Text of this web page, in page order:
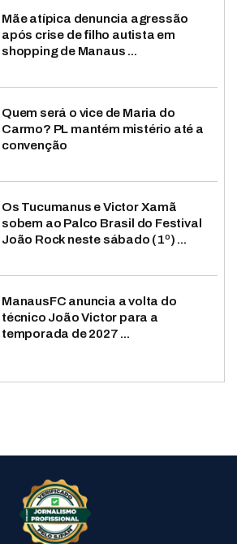
Mãe atípica denuncia agressão
após crise de filho autista em
shopping de Manaus ...
Quem será o vice de Maria do
Carmo? PL mantém mistério até a
convenção
Os Tucumanus e Victor Xamã
sobem ao Palco Brasil do Festival
João Rock neste sábado (1º) ...
ManausFC anuncia a volta do
técnico João Victor para a
temporada de 2027 ...